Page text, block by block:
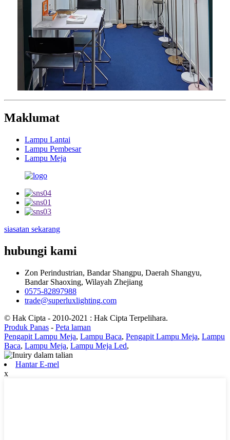
Maklumat
Lampu Lantai
Lampu Pembesar
Lampu Meja
siasatan sekarang
hubungi kami
Zon Perindustrian, Bandar Shangpu, Daerah Shangyu,
Bandar Shaoxing, Wilayah Zhejiang
0575-82897988
trade@superluxlighting.com
© Hak Cipta - 2010-2021 : Hak Cipta Terpelihara.
Produk Panas - Peta laman
Pengapit Lampu Meja, Lampu Baca, Pengapit Lampu Meja, Lampu
Baca, Lampu Meja, Lampu Meja Led,
Hantar E-mel
x